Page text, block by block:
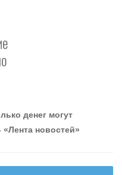
- «Интервью»
денег могут
«Лента новостей»